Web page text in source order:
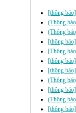
[thông
(Thông
(Thông
[thông
[Thông
[thông
[thông
(Thông
[thông
(Thông
[thông